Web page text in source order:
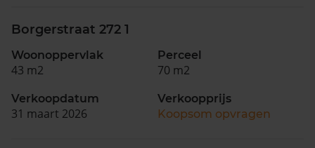
Borgerstraat 272 1
Woonoppervlak
43 m2
Perceel
70 m2
Verkoopdatum
31 maart 2026
Verkoopprijs
Koopsom opvragen